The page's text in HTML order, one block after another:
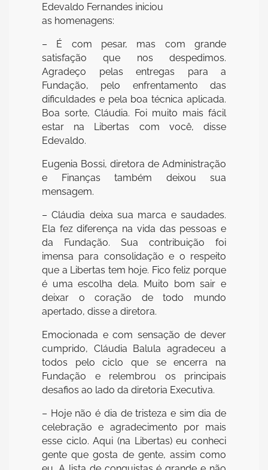
Edevaldo Fernandes iniciou
as homenagens:
– É com pesar, mas com grande
satisfação que nos despedimos.
Agradeço pelas entregas para a
Fundação, pelo enfrentamento das
dificuldades e pela boa técnica aplicada.
Boa sorte, Cláudia. Foi muito mais fácil
estar na Libertas com você, disse
Edevaldo.
Eugenia Bossi, diretora de Administração
e Finanças também deixou sua
mensagem.
– Cláudia deixa sua marca e saudades.
Ela fez diferença na vida das pessoas e
da Fundação. Sua contribuição foi
imensa para consolidação e o respeito
que a Libertas tem hoje. Fico feliz porque
é uma escolha dela. Muito bom sair e
deixar o coração de todo mundo
apertado, disse a diretora.
Emocionada e com sensação de dever
cumprido, Cláudia Balula agradeceu a
todos pelo ciclo que se encerra na
Fundação e relembrou os principais
desafios ao lado da diretoria Executiva.
– Hoje não é dia de tristeza e sim dia de
celebração e agradecimento por mais
esse ciclo. Aqui (na Libertas) eu conheci
gente que gosta de gente, assim como